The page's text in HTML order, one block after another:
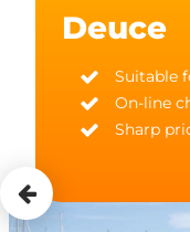
Deuce
Suitable
On-line
Sharp